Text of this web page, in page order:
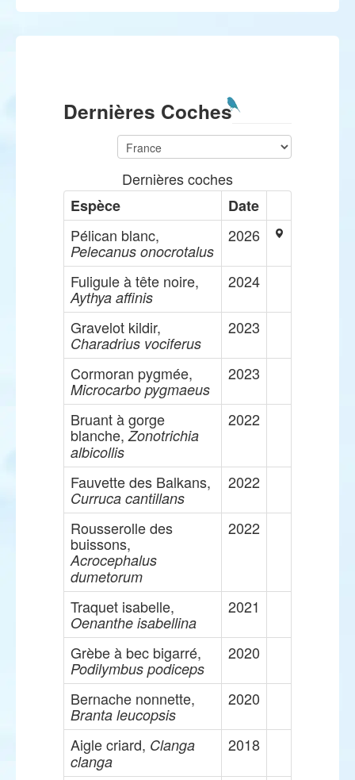
Dernières Coches
Dernières coches
Espèce
Date
Pélican blanc,
Pelecanus onocrotalus
2026
Fuligule à tête noire,
Aythya affinis
2024
Gravelot kildir,
Charadrius vociferus
2023
Cormoran pygmée,
Microcarbo pygmaeus
2023
Bruant à gorge
blanche, Zonotrichia
albicollis
2022
Fauvette des Balkans,
Curruca cantillans
2022
Rousserolle des
buissons,
Acrocephalus
dumetorum
2022
Traquet isabelle,
Oenanthe isabellina
2021
Grèbe à bec bigarré,
Podilymbus podiceps
2020
Bernache nonnette,
Branta leucopsis
2020
Aigle criard, Clanga
clanga
2018